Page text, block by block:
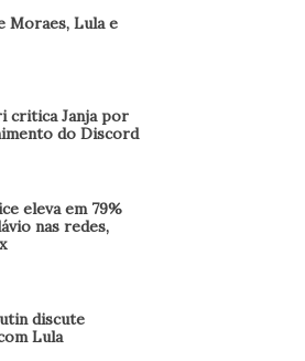
Moraes, Lula e
critica Janja por
do Discord
eleva em 79%
nas redes,
discute
Lula